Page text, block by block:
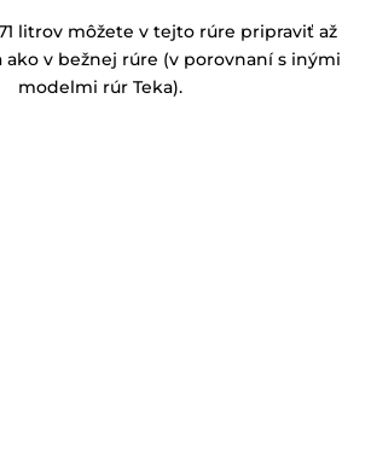
litrov môžete v tejto rúre pripraviť až
ako v bežnej rúre (v porovnaní s inými
modelmi rúr Teka).